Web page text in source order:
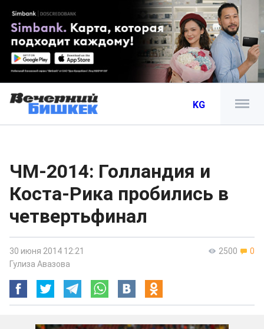
KG
ЧМ-2014: Голландия и
Коста-Рика пробились в
четвертьфинал
2500 0
30 июня 2014 12:21
Гулиза Авазова